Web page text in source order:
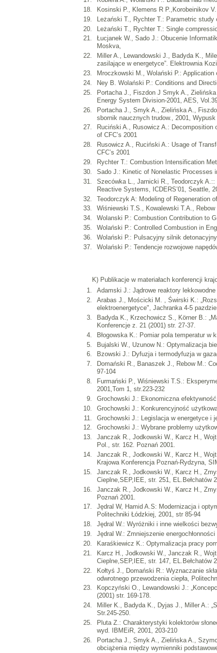
Kosinski P., Klemens R P.,Korobeinikov
Leżański T., Rychter T.: Parametric
Leżański T., Rychter T.: Single
Łucjanek W., Sado J.: Obucenie
Moskva,
Miller A., Lewandowski J., Badyda K.,
zasilające w energetyce”. Elektrownia
Mroczkowski M., Wolański P.:
Ney B. Wolański P.: Conditions and
Portacha J., Fiszdon J Smyk A.,
Energy System Division-2001, AES,
Portacha J., Smyk A., Zielińska A.,
sbornik naucznych trudow., 2001,
Ruciński A., Rusowicz A.: Decomposition
of CFC’s 2001
Rusowicz A., Ruciński A.: Usage of
CFC’s 2001
Rychter T.: Combustion Intensification
Sado J.: Kinetic of Nonelastic Processes
Szecówka L., Jarnicki R., Teodorczyk
Reactive Systems, ICDERS’01, Seattle,
Teodorczyk A: Modeling of Regeneration
Wiśniewski T.S., Kowalewski T.A.,
Wolanski P.: Combustion Contribution to
Wolański P.: Controlled Combustion in
Wolański P.: Pulsacyjny silnik
Wolański P.: Tendencje rozwojowe
K) Publikacje w materiałach konferencji
Adamski J.: Jądrowe reaktory
Arabas J., Mościcki M. , Świrski K.:
elektroenergetyce", Jachranka 4-5
Badyda K., Krzechowicz S., Körner B.:
Konferencje z. 21 (2001) str. 27-37.
Błogowska K.: Pomiar pola temperatur
Bujalski W., Uzunow N.: Optymalizacja
Bzowski J.: Dyfuzja i termodyfuzja w
Domański R., Banaszek J., Rebow M.:
97-104
Furmański P., Wiśniewski T.S.:
2001,Tom 1, str.223-232
Grochowski J.: Ekonomiczna
Grochowski J.: Konkurencyjność
Grochowski J.: Legislacja w energetyce i
Grochowski J.: Wybrane problemy
Janczak R., Jodkowski W., Karcz H.,
Pol., str. 162. Poznań 2001.
Janczak R., Jodkowski W., Karcz H.,
Krajowa Konferencja Poznań-Rydzyna,
Janczak R., Jodkowski W., Karcz H.,
Cieplne,SEP,IEE, str. 251, EL.Bełchatów
Janczak R., Jodkowski W., Karcz H.,
Poznań 2001.
Jędral W, Hamid A.S: Modernizacja i
Politechniki Łódzkiej, 2001, str 85-94
Jędral W.: Wyróżniki i inne wielkości
Jędral W.: Zmniejszenie
Karaśkiewicz K.: Optymalizacja pracy
Karcz H., Jodkowski W., Janczak R.,
Cieplne,SEP,IEE, str. 147, EL.Bełchatów
Kołtyś J., Domański R.: Wyznaczanie
odwrotnego przewodzenia ciepła,
Kopczyński O., Lewandowski J.:
(2001) str. 169-178.
Miller K., Badyda K., Dyjas J., Miller A.:
Str.245-250.
Pluta Z.: Charakterystyki kolektorów
wyd. IBMEiR, 2001, 203-210
Portacha J., Smyk A., Zielińska A.,
obciążenia między wymienniki